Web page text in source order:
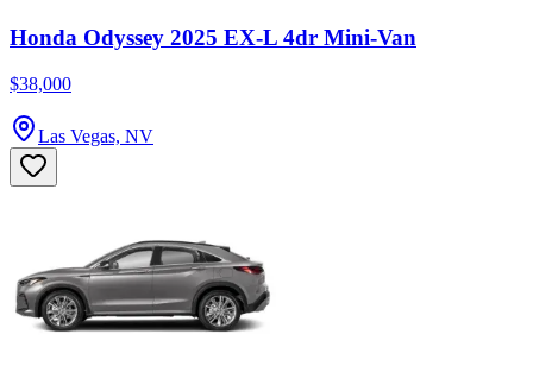
Honda Odyssey 2025 EX-L 4dr Mini-Van
$38,000
Las Vegas, NV